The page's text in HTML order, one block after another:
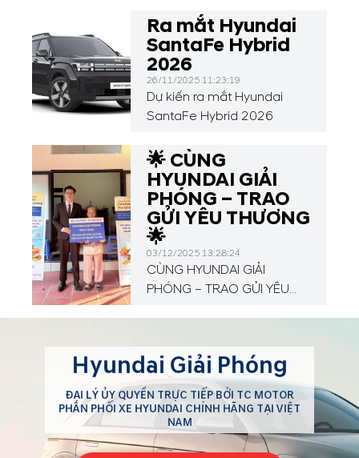
NHỮNG TẤM LÒNG ẤM ÁP
Ra mắt Hyundai
SantaFe Hybrid
2026
26/11/2025 11:23:19
Dự kiến ra mắt Hyundai
SantaFe Hybrid 2026
🌟 CÙNG
HYUNDAI GIẢI
PHÓNG – TRAO
GỬI YÊU THƯƠNG
🌟
03/12/2025 13:28:24
CÙNG HYUNDAI GIẢI
PHÓNG – TRAO GỬI YÊU
Hyundai Giải Phóng
ĐẠI LÝ ỦY QUYỀN TRỰC TIẾP BỞI TC MOTOR
PHÂN PHỐI XE HYUNDAI CHÍNH HÃNG TẠI VIỆT
NAM